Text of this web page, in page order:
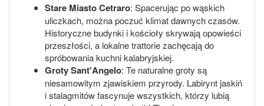
Stare Miasto Cetraro: Spacerując po wąskich
uliczkach, można poczuć klimat dawnych czasów.
Historyczne budynki i kościoły skrywają opowieści
przeszłości, a lokalne trattorie zachęcają do
spróbowania kuchni kalabryjskiej.
Groty Sant'Angelo: Te naturalne groty są
niesamowitym zjawiskiem przyrody. Labirynt jaskiń
i stalagmitów fascynuje wszystkich, którzy lubią